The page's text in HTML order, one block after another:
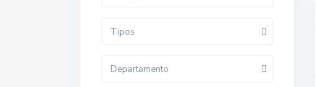
Tipos
Departamento